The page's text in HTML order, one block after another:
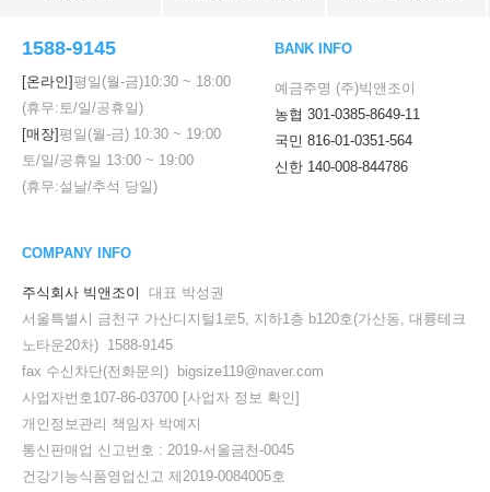
1588-9145
[온라인]평일(월-금)10:30 ~ 18:00
(휴무:토/일/공휴일)
[매장]평일(월-금) 10:30 ~ 19:00
토/일/공휴일 13:00 ~ 19:00
(휴무:설날/추석 당일)
BANK INFO
예금주명 (주)빅앤조이
농협 301-0385-8649-11
국민 816-01-0351-564
신한 140-008-844786
COMPANY INFO
주식회사 빅앤조이
대표 박성권
서울특별시 금천구 가산디지털1로5, 지하1층 b120호(가산동, 대륭테크
노타운20차) 1588-9145
fax 수신차단(전화문의) bigsize119@naver.com
사업자번호107-86-03700 [사업자 정보 확인]
개인정보관리 책임자 박예지
통신판매업 신고번호 : 2019-서울금천-0045
건강기능식품영업신고 제2019-0084005호